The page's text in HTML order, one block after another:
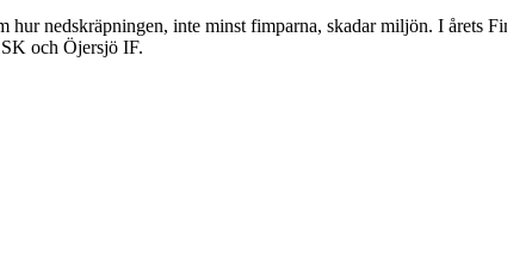
hur nedskräpningen, inte minst fimparna, skadar miljön. I årets
och Öjersjö IF.